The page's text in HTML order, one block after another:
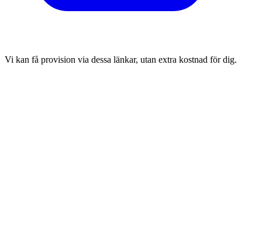
Vi kan få provision via dessa länkar, utan extra kostnad för dig.